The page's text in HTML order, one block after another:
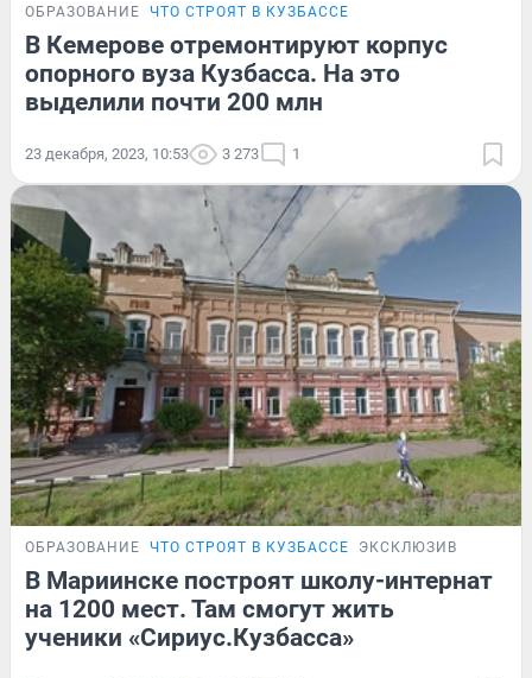
ОБРАЗОВАНИЕ ЧТО СТРОЯТ В КУЗБАССЕ
В Кемерове отремонтируют корпус
опорного вуза Кузбасса. На это
выделили почти 200 млн
23 декабря, 2023, 10:53 3 273 1
ОБРАЗОВАНИЕ ЧТО СТРОЯТ В КУЗБАССЕ ЭКСКЛЮЗИВ
В Мариинске построят школу-интернат
на 1200 мест. Там смогут жить
ученики «Сириус.Кузбасса»